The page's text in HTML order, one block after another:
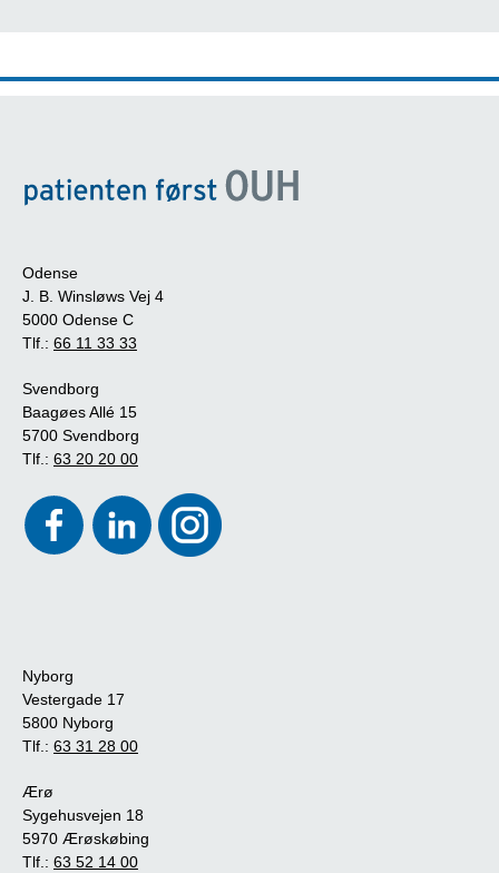
Odense
J. B. Winsløws Vej 4
5000 Odense C
Tlf.: 66 11 33 33
Svendborg
Baagøes Allé 15
5700 Svendborg
Tlf.: 63 20 20 00
Nyborg
Vestergade 17
5800 Nyborg
Tlf.: 63 31 28 00
Ærø
Sygehusvejen 18
5970 Ærøskøbing
Tlf.: 63 52 14 00